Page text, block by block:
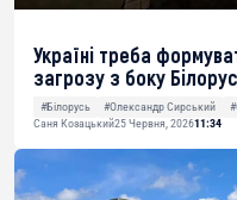
Україні треба
загрозу з боку
#Білорусь #Олександр Сирський
Саня Козацький25 Червня, 202611:34